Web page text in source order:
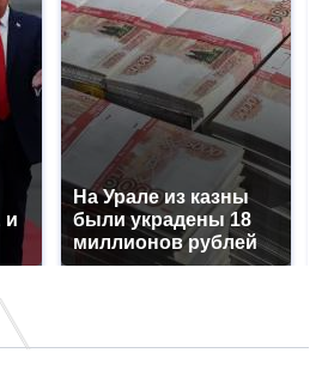
и
На Урале из казны
были украдены 18
миллионов рублей